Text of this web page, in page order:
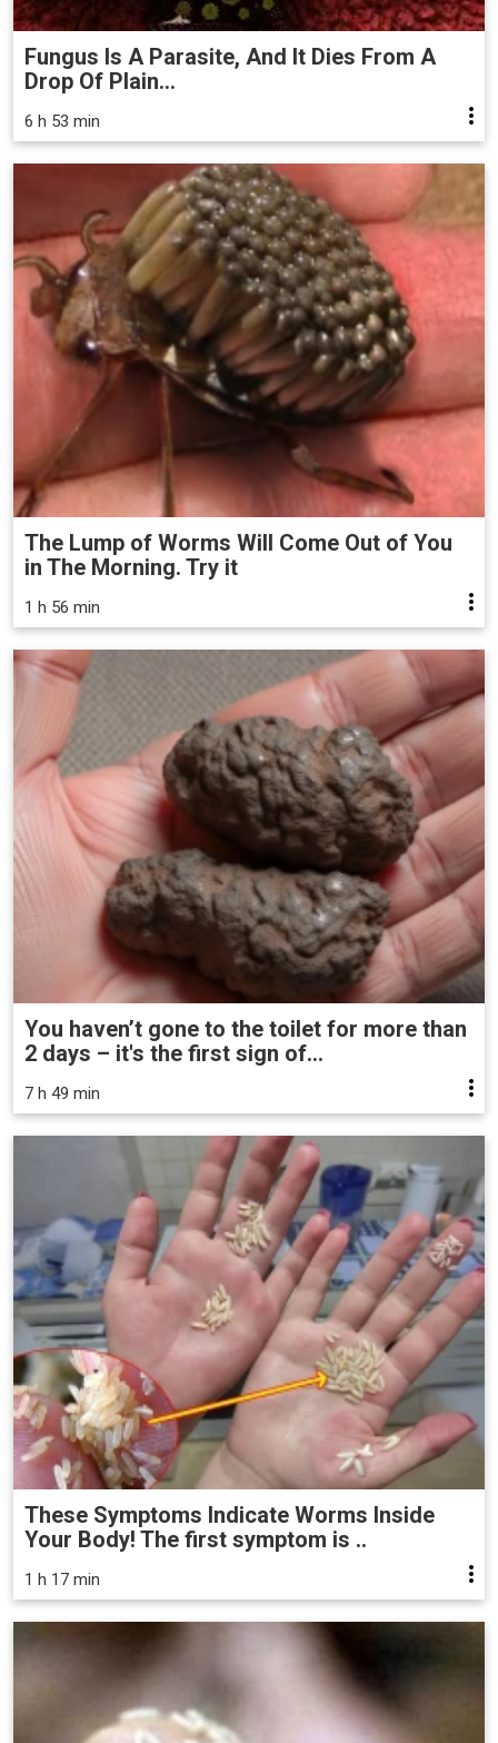
Fungus Is A Parasite, And It Dies From A
Drop Of Plain...
6 h 53 min
The Lump of Worms Will Come Out of You
in The Morning. Try it
1 h 56 min
You haven’t gone to the toilet for more than
2 days – it's the first sign of...
7 h 49 min
These Symptoms Indicate Worms Inside
Your Body! The first symptom is ..
1 h 17 min